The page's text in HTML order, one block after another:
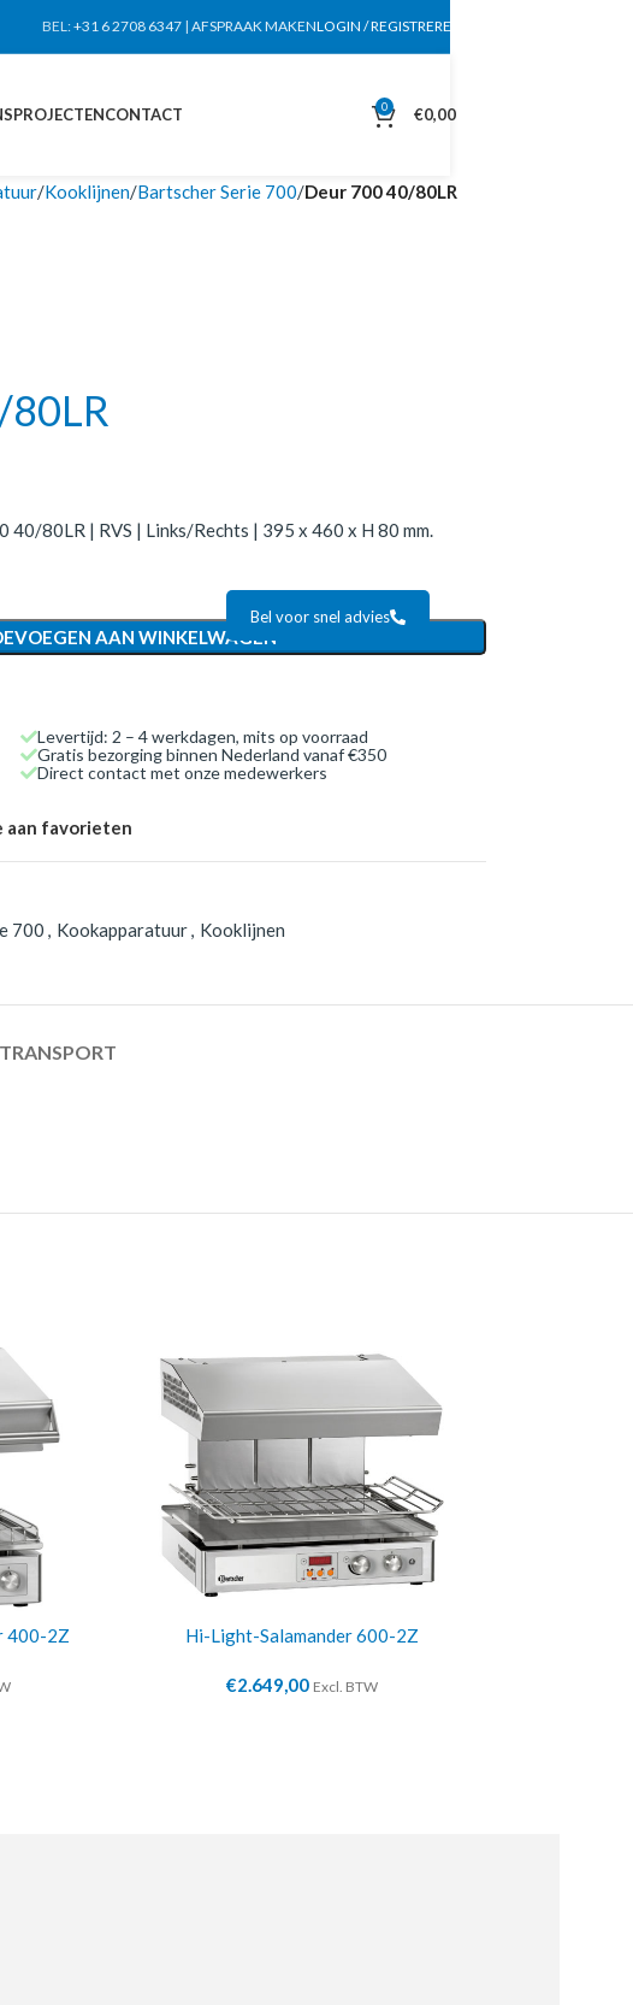
BEL:+31 6 2708 6347 | AFSPRAAK MAKENLOGIN / REGISTREREN
PROJECTENCONTACT 0 €0,00
Kooklijnen Bartscher Serie 700 Deur 700 40/80LR
40/80LR | RVS | Links/Rechts | 395 x 460 x H 80 mm.
AAN WINKELWAGEN
Bel voor snel advies
Levertijd: 2 – 4 werkdagen, mits op voorraad
Gratis bezorging binnen Nederland vanaf €350
Direct contact met onze medewerkers
aan favorieten
700 , Kookapparatuur, Kooklijnen
400-2Z Hi-Light-Salamander 600-2Z
€2.649,00 Excl. BTW